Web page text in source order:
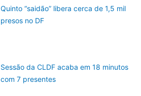
Quinto “saidão” libera cerca de 1,5 mil
presos no DF
Sessão da CLDF acaba em 18 minutos
com 7 presentes